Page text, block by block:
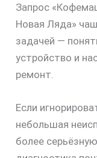
Запрос
Новая Ляда»
задачей —
устройство и
ремонт.
Если
небольшая
более